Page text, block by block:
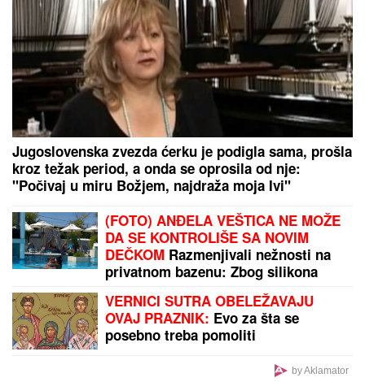
Razvela se naša glumica posle šest godina braka!
Otkrila koliko je bilo teško: "Jedva sam se iščupala"
IZVUČENO TELO IZ DUNAVA KOD BELE STENE
Policija na licu mesta, sumnja se da je u pitanju
muškarac koji je iskočio iz čamca
by Aklamator
PREPORUKA ZA VAS